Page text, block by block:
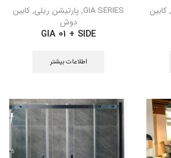
GIA SERIES
,پارتیشن ریلی,کابین
دوش
GIA 01 + SIDE
اطلاعات بیشتر
,کابین